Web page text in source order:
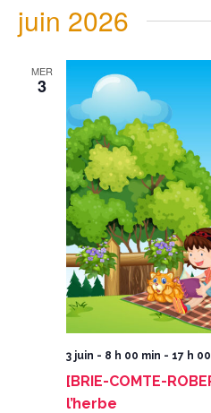
juin 2026
MER
3
3 juin - 8 h 00 min - 17 h
[BRIE-COMTE-
l’herbe